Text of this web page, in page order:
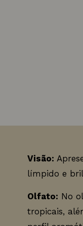
Visão:
límpido e
Olfato: No
tropicais,